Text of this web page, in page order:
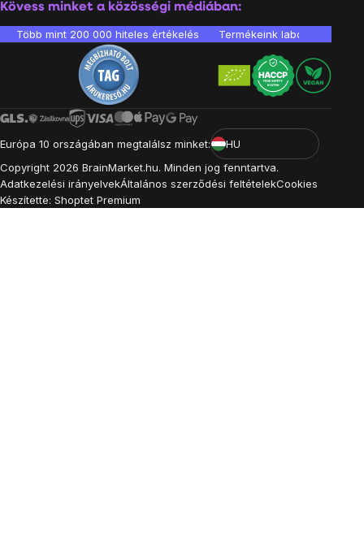
Kövess minket a közösségi médiában:
Több mint 200 000 hiteles értékelés Termékeink
Európa 10 országában megtalálsz minket:
HU
Copyright 2026 BrainMarket.hu. Minden jog fenntartva.
Adatkezelési irányelvekÁltalános szerződési feltételekCookies
Készítette: Shoptet Premium